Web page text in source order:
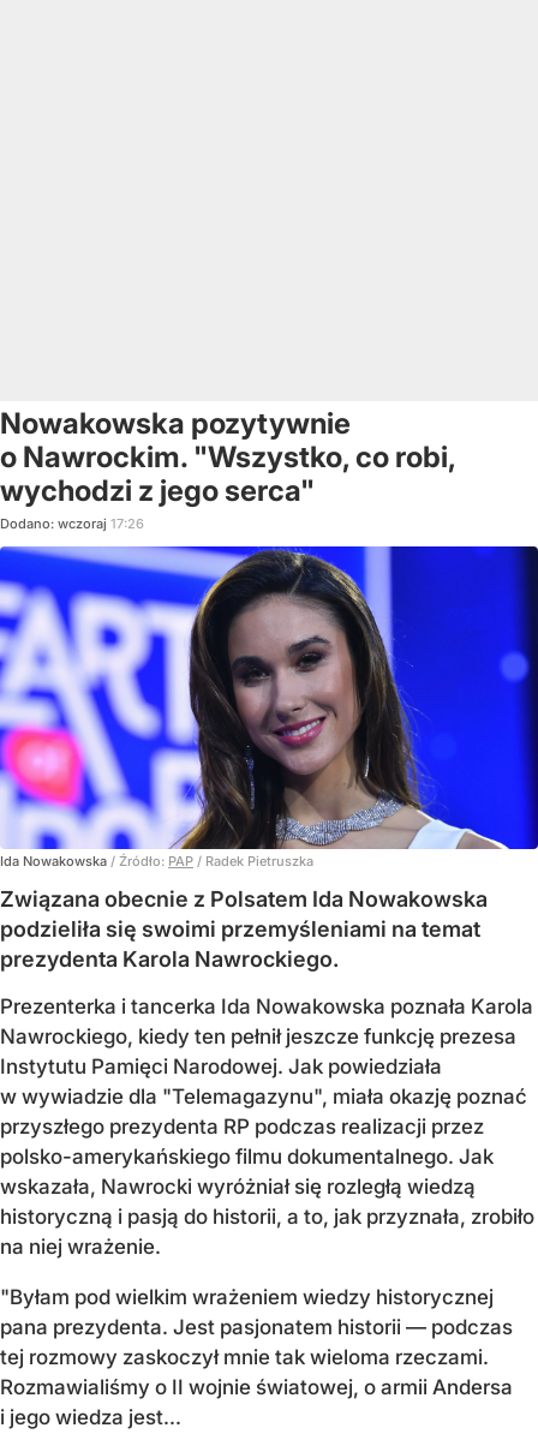
Nowakowska pozytywnie
o Nawrockim. "Wszystko, co robi,
wychodzi z jego serca"
Dodano: wczoraj 17:26
Ida Nowakowska / Źródło: PAP / Radek Pietruszka
Związana obecnie z Polsatem Ida Nowakowska
podzieliła się swoimi przemyśleniami na temat
prezydenta Karola Nawrockiego.
Prezenterka i tancerka Ida Nowakowska poznała Karola
Nawrockiego, kiedy ten pełnił jeszcze funkcję prezesa
Instytutu Pamięci Narodowej. Jak powiedziała
w wywiadzie dla "Telemagazynu", miała okazję poznać
przyszłego prezydenta RP podczas realizacji przez
polsko-amerykańskiego filmu dokumentalnego. Jak
wskazała, Nawrocki wyróżniał się rozległą wiedzą
historyczną i pasją do historii, a to, jak przyznała, zrobiło
na niej wrażenie.
"Byłam pod wielkim wrażeniem wiedzy historycznej
pana prezydenta. Jest pasjonatem historii — podczas
tej rozmowy zaskoczył mnie tak wieloma rzeczami.
Rozmawialiśmy o II wojnie światowej, o armii Andersa
i jego wiedza jest...